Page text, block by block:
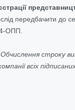
передбачити до
ОПП.
Обчислення строку
всіх